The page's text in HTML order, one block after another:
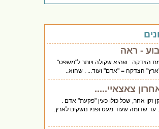
- ראה
הצדקה : שהיא שקולה ויותר ל"משפט"
הצדקה = "אדם" ועוד... . שהוא..
צאצאיי.....
זקן אחר, שכל כולו כעין "פקעת" אדם .
עד שדומה שעוד מעט ופניו נושקים לארץ.